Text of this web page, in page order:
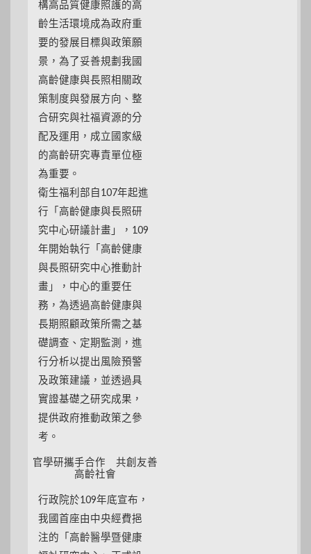
構高品質健康照護的高
齡生活環境成為政府重
要的發展目標與政策願
景，為了妥善規劃我國
高齡健康與長照相關政
策制度與發展方向、整
合研究與社福資源的分
配及運用，成立國家級
的高齡研究專責單位極
為重要。
衛生福利部自107年起進
行「高齡健康與長照研
究中心研議計畫」，109
年開始執行「高齡健康
與長照研究中心推動計
畫」，中心的重要任
務，為透過高齡健康與
長期照顧政策所需之基
礎調查、定期監測，進
行分析以提出風險預警
及政策建議，並透過具
實證基礎之研究成果，
提供政府推動政策之參
考。
官學研攜手合作 共創友善
高齡社會
行政院於109年底宣布，
我國首座由中央經費挹
注的「高齡醫學暨健康